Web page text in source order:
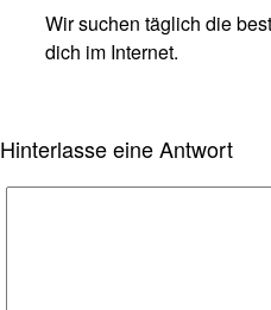
Wir suchen täglich die
dich im Internet.
Hinterlasse eine Antwort